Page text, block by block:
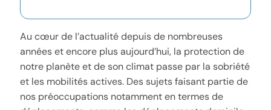
Au cœur de l’actualité depuis de nombreuses
années et encore plus aujourd’hui, la protection de
notre planète et de son climat passe par la sobriété
et les mobilités actives. Des sujets faisant partie de
nos préoccupations notamment en termes de